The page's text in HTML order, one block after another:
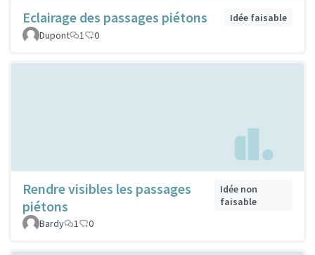
Eclairage des passages piétons
Idée faisable
Dupont
1 0
Rendre visibles les passages
piétons
Idée non
faisable
Bardy
1 0